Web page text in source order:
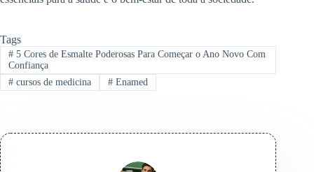
Tags
#5 Cores de Esmalte Poderosas Para Começar o Ano Novo Com
Confiança
#cursos de medicina #Enamed